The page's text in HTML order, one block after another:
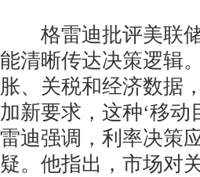
格雷迪批评美联储
能清晰传达决策逻辑
胀、关税和经济数据
加新要求，这种‘移动
雷迪强调，利率决策
疑。他指出，市场对